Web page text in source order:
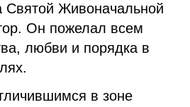
Святой Живоначальной
Он пожелал всем
любви и порядка в
в зоне